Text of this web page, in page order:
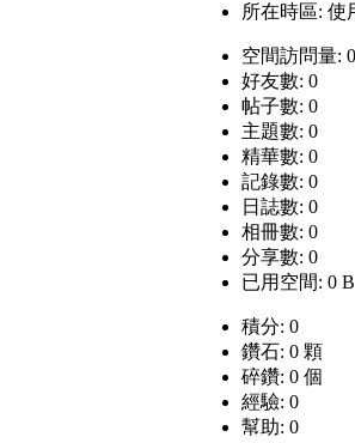
所在時區: 使
空間訪問量: 0
好友數: 0
帖子數: 0
主題數: 0
精華數: 0
記錄數: 0
日誌數: 0
相冊數: 0
分享數: 0
已用空間: 0 B
積分: 0
鑽石: 0 顆
碎鑽: 0 個
經驗: 0
幫助: 0